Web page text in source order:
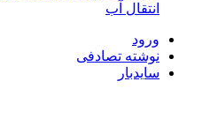
انتقال آب
ورود
نوشته تصادفی
سایدبار